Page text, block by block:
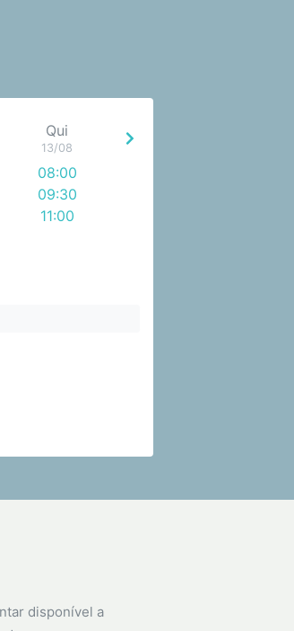
Qui
13/08
08:00
09:30
11:00
disponível a